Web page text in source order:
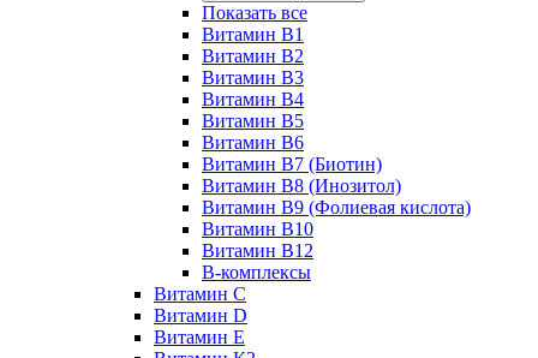
Показать все
Витамин B1
Витамин B2
Витамин B3
Витамин B4
Витамин B5
Витамин B6
Витамин B7 (Биотин)
Витамин B8 (Инозитол)
Витамин B9 (Фолиевая кислота)
Витамин B10
Витамин B12
B-комплексы
Витамин C
Витамин D
Витамин E